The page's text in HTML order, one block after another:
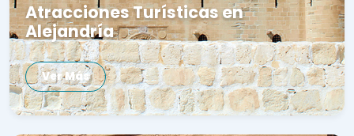
Atracciones Turísticas en
Alejandría
Ver Más